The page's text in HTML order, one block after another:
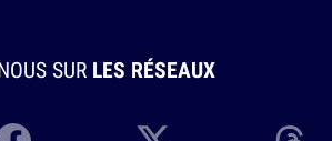
SUR LES RÉSEAUX